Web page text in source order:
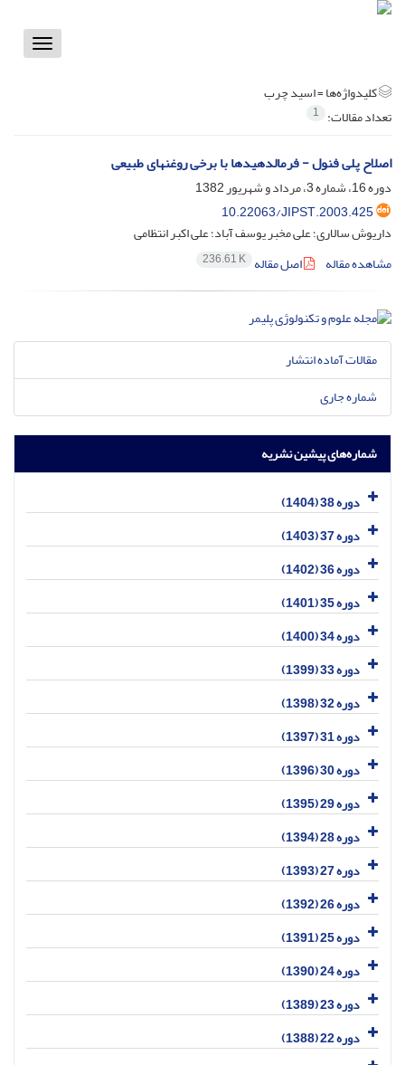
Toggle
کلیدواژه‌ها =اسید چرب
تعداد مقالات: 1
اصلاح پلی فنول - فرمالدهیدها با برخی روغنهای طبیعی
دوره 16، شماره 3، مرداد و شهریور 1382
10.22063/JIPST.2003.425
داریوش سالاری؛ علی مخبر یوسف آباد؛ علی اکبر انتظامی
مشاهده مقاله
اصل مقاله 236.61 K
مقالات آماده انتشار
شماره جاری
شماره‌های پیشین نشریه
دوره 38 (1404)
دوره 37 (1403)
دوره 36 (1402)
دوره 35 (1401)
دوره 34 (1400)
دوره 33 (1399)
دوره 32 (1398)
دوره 31 (1397)
دوره 30 (1396)
دوره 29 (1395)
دوره 28 (1394)
دوره 27 (1393)
دوره 26 (1392)
دوره 25 (1391)
دوره 24 (1390)
دوره 23 (1389)
دوره 22 (1388)